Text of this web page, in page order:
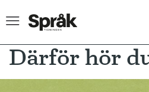
Därför hör